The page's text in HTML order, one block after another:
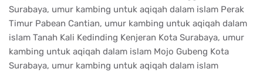
Surabaya, umur kambing untuk aqiqah dalam islam Perak
Timur Pabean Cantian, umur kambing untuk aqiqah dalam
islam Tanah Kali Kedinding Kenjeran Kota Surabaya, umur
kambing untuk aqiqah dalam islam Mojo Gubeng Kota
Surabaya, umur kambing untuk aqiqah dalam islam